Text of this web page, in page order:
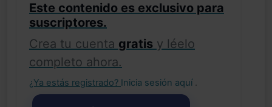
Este contenido es exclusivo para
suscriptores.
Crea tu cuenta gratis y léelo
completo ahora.
¿Ya estás registrado? Inicia sesión aquí .